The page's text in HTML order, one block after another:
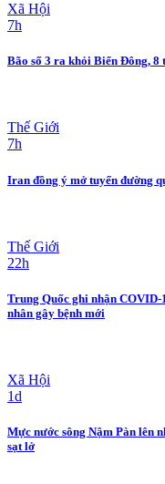
Xã Hội
7h
Bão số 3 ra khỏi Biển Đông, 8
Thế Giới
7h
Iran đồng ý mở tuyến đường
Thế Giới
22h
Trung Quốc ghi nhận
nhân gây bệnh mới
Xã Hội
1d
Mực nước sông Nậm Pàn lên
sạt lở